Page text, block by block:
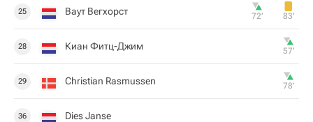
25 Ваут Вегхорст 72‎’‎ 83‎’‎
28 Киан Фитц-Джим 57‎’‎
29 Christian Rasmussen 78‎’‎
36 Dies Janse